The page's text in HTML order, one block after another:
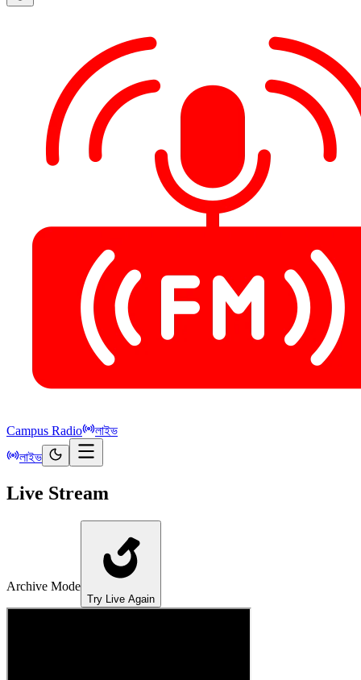
Campus Radio
লাইভ
লাইভ
Live Stream
Archive Mode
Try Live Again